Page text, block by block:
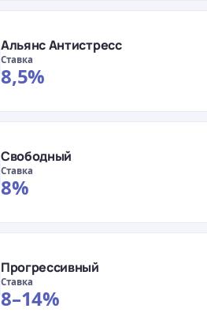
Альянс Антистресс
Ставка
8,5%
Свободный
Ставка
8%
Прогрессивный
Ставка
8–14%